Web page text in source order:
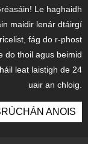
Le haghaidh
maidir lenár dtáirgí
fág do r-phost
do thoil agus beimid
leat laistigh de 24
uair an chloig.
ANOIS